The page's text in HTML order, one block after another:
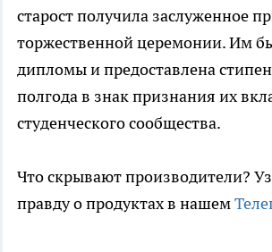
старост получила заслуженное
торжественной церемонии. Им
дипломы и предоставлена
полгода в знак признания их
студенческого сообщества.
Что скрывают производители?
правду о продуктах в нашем